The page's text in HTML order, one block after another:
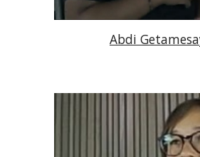
Abdi